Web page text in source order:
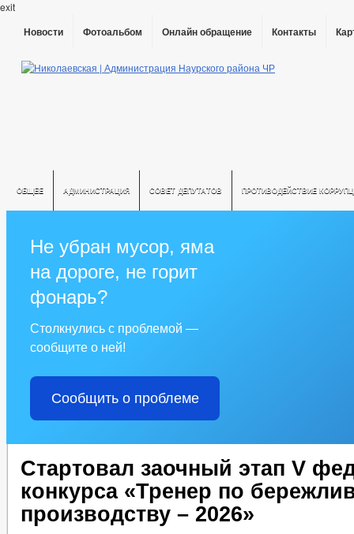
exit
Новости Фотоальбом Онлайн обращение Контакты
ОБЩЕЕ АДМИНИСТРАЦИЯ СОВЕТ ДЕПУТАТОВ ПРОТИВОДЕЙСТВИЕ
Не убран мусор, яма
на дороге, не горит
фонарь?
Столкнулись с проблемой —
сообщите о ней!
Сообщить о проблеме
Стартовал заочный этап V
конкурса «Тренер по
производству – 2026»